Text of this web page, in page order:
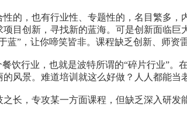
，也有行业性、专题性的，名目繁多，
目创新，寻找新的蓝海。可是创新面临
”，让你啼笑皆非。课程缺乏创新、师资
行业，也就是波特所谓的“碎片行业”。
风景。难道培训就这么好做？人人都能当
，专攻某一方面课程，但缺乏深入研发